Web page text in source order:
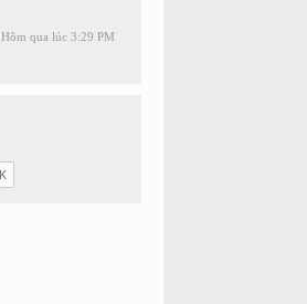
Hôm qua lúc 3:29 PM